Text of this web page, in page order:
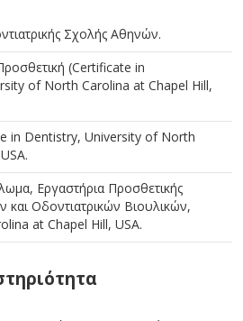
Σχολής Αθηνών.
(Certificate in
of North Carolina at Chapel Hill,
in Dentistry, University of North
Εργαστήρια Προσθετικής
και Οδοντιατρικών Βιουλικών,
at Chapel Hill, USA.